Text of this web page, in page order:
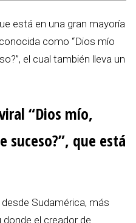
está en una gran mayoría
como “Dios mío
el cual también lleva un
“Dios mío,
suceso?”, que está
Sudamérica, más
el creador de